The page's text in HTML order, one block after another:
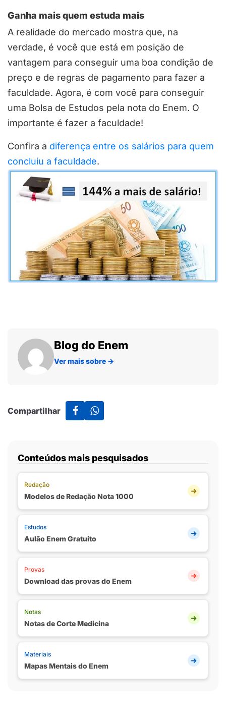
Ganha mais quem estuda mais
A realidade do mercado mostra que, na
verdade, é você que está em posição de
vantagem para conseguir uma boa condição de
preço e de regras de pagamento para fazer a
faculdade. Agora, é com você para conseguir
uma Bolsa de Estudos pela nota do Enem. O
importante é fazer a faculdade!
Confira a diferença entre os salários para quem
concluiu a faculdade.
Blog do Enem
Ver mais sobre →
Compartilhar
Conteúdos mais pesquisados
Redação
Modelos de Redação Nota 1000
Estudos
Aulão Enem Gratuito
Provas
Download das provas do Enem
Notas
Notas de Corte Medicina
Materiais
Mapas Mentais do Enem